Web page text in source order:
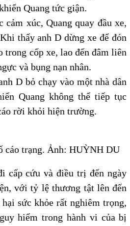
Quang tức giận.
cảm xúc, Quang quay đầu xe,
thấy anh D dừng xe để đón
trong cốp xe, lao đến đâm liên
và bụng nạn nhân.
D bỏ chạy vào một nhà dân
Quang không thể tiếp tục
rời khỏi hiện trường.
cáo trạng. Ảnh: HUỲNH DU
cấp cứu và điều trị đến ngày
với tỷ lệ thương tật lên đến
sức khỏe rất nghiêm trọng,
hiểm trong hành vi của bị